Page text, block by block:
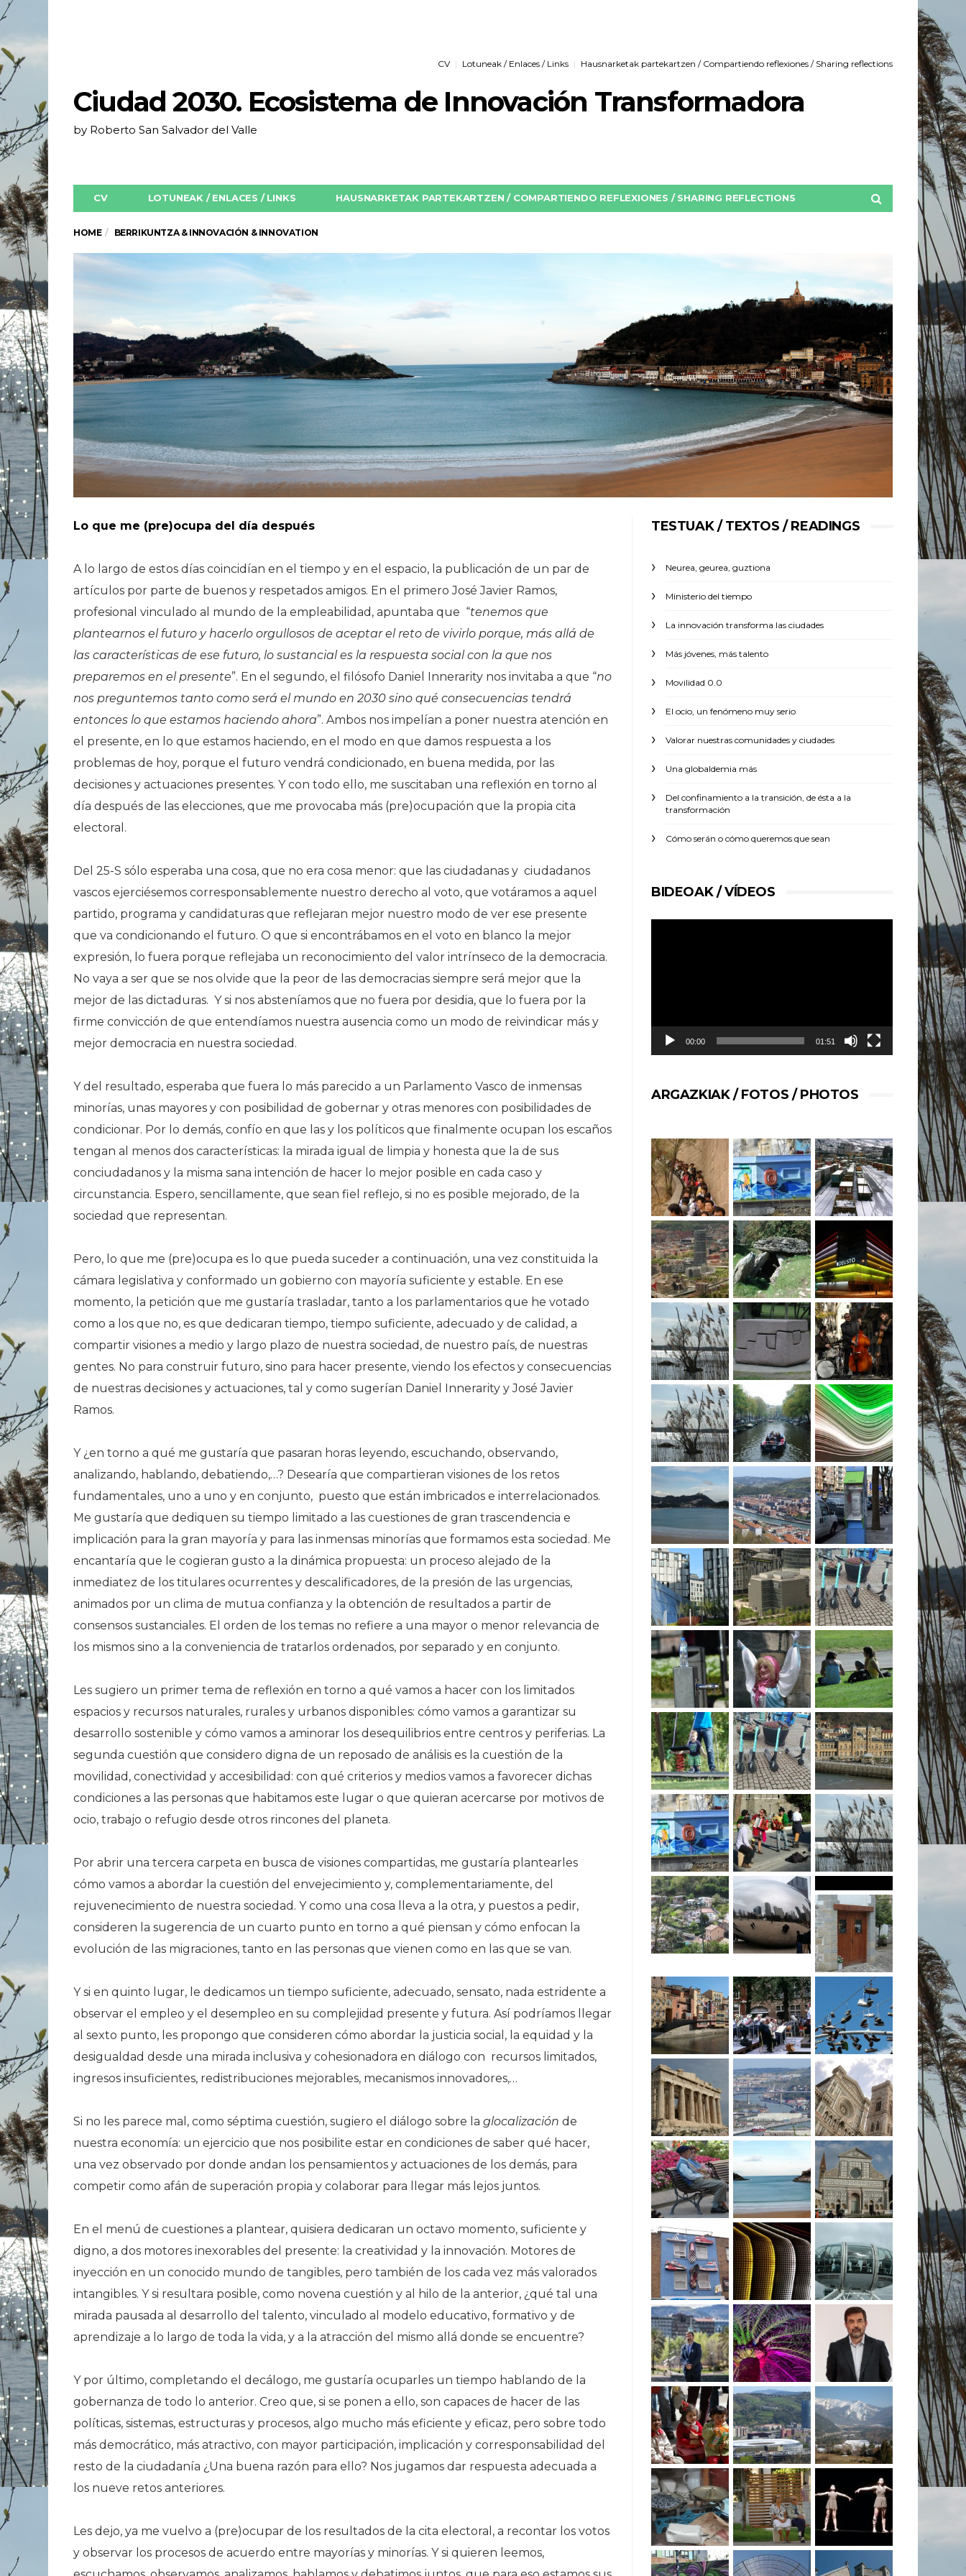
CV Lotuneak / Enlaces / Links Hausnarketak partekartzen / Compartiendo reflexiones / Sharing reflections
Ciudad 2030. Ecosistema de Innovación Transformadora
by Roberto San Salvador del Valle
CV LOTUNEAK / ENLACES / LINKS HAUSNARKETAK PARTEKARTZEN / COMPARTIENDO REFLEXIONES / SHARING REFLECTIONS
HOME BERRIKUNTZA & INNOVACIÓN & INNOVATION
Lo que me (pre)ocupa del día después
A lo largo de estos días coincidían en el tiempo y en el espacio, la publicación de un par de
artículos por parte de buenos y respetados amigos. En el primero José Javier Ramos,
profesional vinculado al mundo de la empleabilidad, apuntaba que “tenemos que
plantearnos el futuro y hacerlo orgullosos de aceptar el reto de vivirlo porque, más allá de
las características de ese futuro, lo sustancial es la respuesta social con la que nos
preparemos en el presente”. En el segundo, el filósofo Daniel Innerarity nos invitaba a que “no
nos preguntemos tanto como será el mundo en 2030 sino qué consecuencias tendrá
entonces lo que estamos haciendo ahora”. Ambos nos impelían a poner nuestra atención en
el presente, en lo que estamos haciendo, en el modo en que damos respuesta a los
problemas de hoy, porque el futuro vendrá condicionado, en buena medida, por las
decisiones y actuaciones presentes. Y con todo ello, me suscitaban una reflexión en torno al
día después de las elecciones, que me provocaba más (pre)ocupación que la propia cita
electoral.
Del 25-S sólo esperaba una cosa, que no era cosa menor: que las ciudadanas y ciudadanos
vascos ejerciésemos corresponsablemente nuestro derecho al voto, que votáramos a aquel
partido, programa y candidaturas que reflejaran mejor nuestro modo de ver ese presente
que va condicionando el futuro. O que si encontrábamos en el voto en blanco la mejor
expresión, lo fuera porque reflejaba un reconocimiento del valor intrínseco de la democracia.
No vaya a ser que se nos olvide que la peor de las democracias siempre será mejor que la
mejor de las dictaduras. Y si nos absteníamos que no fuera por desidia, que lo fuera por la
firme convicción de que entendíamos nuestra ausencia como un modo de reivindicar más y
mejor democracia en nuestra sociedad.
Y del resultado, esperaba que fuera lo más parecido a un Parlamento Vasco de inmensas
minorías, unas mayores y con posibilidad de gobernar y otras menores con posibilidades de
condicionar. Por lo demás, confío en que las y los políticos que finalmente ocupan los escaños
tengan al menos dos características: la mirada igual de limpia y honesta que la de sus
conciudadanos y la misma sana intención de hacer lo mejor posible en cada caso y
circunstancia. Espero, sencillamente, que sean fiel reflejo, si no es posible mejorado, de la
sociedad que representan.
Pero, lo que me (pre)ocupa es lo que pueda suceder a continuación, una vez constituida la
cámara legislativa y conformado un gobierno con mayoría suficiente y estable. En ese
momento, la petición que me gustaría trasladar, tanto a los parlamentarios que he votado
como a los que no, es que dedicaran tiempo, tiempo suficiente, adecuado y de calidad, a
compartir visiones a medio y largo plazo de nuestra sociedad, de nuestro país, de nuestras
gentes. No para construir futuro, sino para hacer presente, viendo los efectos y consecuencias
de nuestras decisiones y actuaciones, tal y como sugerían Daniel Innerarity y José Javier
Ramos.
Y ¿en torno a qué me gustaría que pasaran horas leyendo, escuchando, observando,
analizando, hablando, debatiendo,…? Desearía que compartieran visiones de los retos
fundamentales, uno a uno y en conjunto, puesto que están imbricados e interrelacionados.
Me gustaría que dediquen su tiempo limitado a las cuestiones de gran trascendencia e
implicación para la gran mayoría y para las inmensas minorías que formamos esta sociedad. Me
encantaría que le cogieran gusto a la dinámica propuesta: un proceso alejado de la
inmediatez de los titulares ocurrentes y descalificadores, de la presión de las urgencias,
animados por un clima de mutua confianza y la obtención de resultados a partir de
consensos sustanciales. El orden de los temas no refiere a una mayor o menor relevancia de
los mismos sino a la conveniencia de tratarlos ordenados, por separado y en conjunto.
Les sugiero un primer tema de reflexión en torno a qué vamos a hacer con los limitados
espacios y recursos naturales, rurales y urbanos disponibles: cómo vamos a garantizar su
desarrollo sostenible y cómo vamos a aminorar los desequilibrios entre centros y periferias. La
segunda cuestión que considero digna de un reposado de análisis es la cuestión de la
movilidad, conectividad y accesibilidad: con qué criterios y medios vamos a favorecer dichas
condiciones a las personas que habitamos este lugar o que quieran acercarse por motivos de
ocio, trabajo o refugio desde otros rincones del planeta.
Por abrir una tercera carpeta en busca de visiones compartidas, me gustaría plantearles
cómo vamos a abordar la cuestión del envejecimiento y, complementariamente, del
rejuvenecimiento de nuestra sociedad. Y como una cosa lleva a la otra, y puestos a pedir,
consideren la sugerencia de un cuarto punto en torno a qué piensan y cómo enfocan la
evolución de las migraciones, tanto en las personas que vienen como en las que se van.
Y si en quinto lugar, le dedicamos un tiempo suficiente, adecuado, sensato, nada estridente a
observar el empleo y el desempleo en su complejidad presente y futura. Así podríamos llegar
al sexto punto, les propongo que consideren cómo abordar la justicia social, la equidad y la
desigualdad desde una mirada inclusiva y cohesionadora en diálogo con recursos limitados,
ingresos insuficientes, redistribuciones mejorables, mecanismos innovadores,…
Si no les parece mal, como séptima cuestión, sugiero el diálogo sobre la glocalización de
nuestra economía: un ejercicio que nos posibilite estar en condiciones de saber qué hacer,
una vez observado por donde andan los pensamientos y actuaciones de los demás, para
competir como afán de superación propia y colaborar para llegar más lejos juntos.
En el menú de cuestiones a plantear, quisiera dedicaran un octavo momento, suficiente y
digno, a dos motores inexorables del presente: la creatividad y la innovación. Motores de
inyección en un conocido mundo de tangibles, pero también de los cada vez más valorados
intangibles. Y si resultara posible, como novena cuestión y al hilo de la anterior, ¿qué tal una
mirada pausada al desarrollo del talento, vinculado al modelo educativo, formativo y de
aprendizaje a lo largo de toda la vida, y a la atracción del mismo allá donde se encuentre?
Y por último, completando el decálogo, me gustaría ocuparles un tiempo hablando de la
gobernanza de todo lo anterior. Creo que, si se ponen a ello, son capaces de hacer de las
políticas, sistemas, estructuras y procesos, algo mucho más eficiente y eficaz, pero sobre todo
más democrático, más atractivo, con mayor participación, implicación y corresponsabilidad del
resto de la ciudadanía ¿Una buena razón para ello? Nos jugamos dar respuesta adecuada a
los nueve retos anteriores.
Les dejo, ya me vuelvo a (pre)ocupar de los resultados de la cita electoral, a recontar los votos
y observar los procesos de acuerdo entre mayorías y minorías. Y si quieren leemos,
TESTUAK / TEXTOS / READINGS
Neurea, geurea, guztiona
Ministerio del tiempo
La innovación transforma las ciudades
Más jóvenes, más talento
Movilidad 0.0
El ocio, un fenómeno muy serio
Valorar nuestras comunidades y ciudades
Una globaldemia más
Del confinamiento a la transición, de ésta a la
transformación
Cómo serán o cómo queremos que sean
BIDEOAK / VÍDEOS
00:00 01:51
ARGAZKIAK / FOTOS / PHOTOS